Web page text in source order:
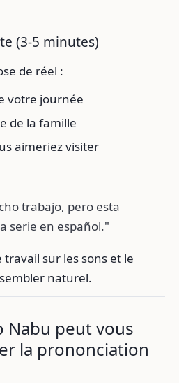
(3-5 minutes)
de réel :
votre journée
de la famille
aimeriez visiter
trabajo, pero esta
serie en español."
sur les sons et le
naturel.
Nabu peut vous
la prononciation